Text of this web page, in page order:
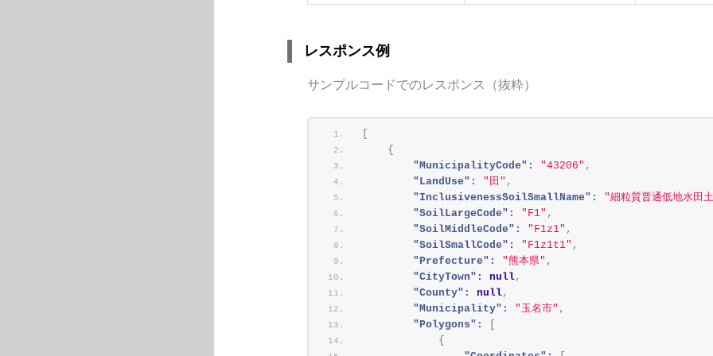
レスポンス例
サンプルコードでのレスポンス（抜粋）
{
"MunicipalityCode":
"43206" ,
"LandUse":
"田" ,
"InclusivenessSoilSmallName":
"細粒質普通低地水田
"SoilLargeCode":
"F1" ,
"SoilMiddleCode":
"F1z1" ,
"SoilSmallCode":
"F1z1t1" ,
"Prefecture":
"熊本県" ,
"CityTown":
null,
"County":
null,
"Municipality":
"玉名市" ,
"Polygons":
{